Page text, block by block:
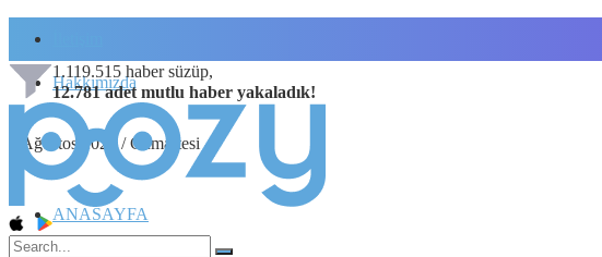
Hakkımızda
8 Ağustos 2026 / Cumartesi
1.119.515 haber süzüp,
12.781 adet mutlu haber yakaladık!
ANASAYFA